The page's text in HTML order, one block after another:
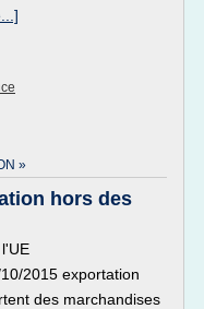
»
hors des
2015 exportation
des marchandises